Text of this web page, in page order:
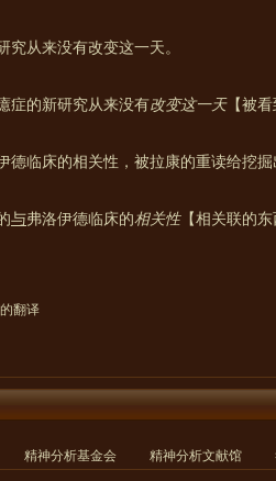
从来没有改变这一天。
症的新研究从来没有改变这一天【被
德临床的相关性，被拉康的重读给挖
与弗洛伊德临床的相关性【相关联的
翻译
精神分析基金会 精神分析文献馆